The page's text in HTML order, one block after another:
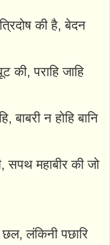
की है, बेदन
पराहि जाहि
न होहि बानि
सपथ महाबीर की जो
छल, लंकिनी पछारि